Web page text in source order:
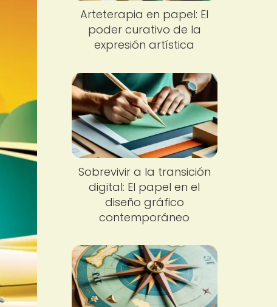
Arteterapia en papel: El
poder curativo de la
expresión artística
Sobrevivir a la transición
digital: El papel en el
diseño gráfico
contemporáneo